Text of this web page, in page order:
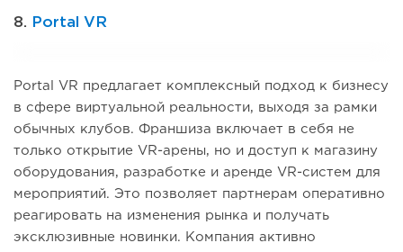
8. Portal VR
Portal VR предлагает комплексный подход к бизнесу
в сфере виртуальной реальности, выходя за рамки
обычных клубов. Франшиза включает в себя не
только открытие VR-арены, но и доступ к магазину
оборудования, разработке и аренде VR-систем для
мероприятий. Это позволяет партнерам оперативно
реагировать на изменения рынка и получать
эксклюзивные новинки. Компания активно